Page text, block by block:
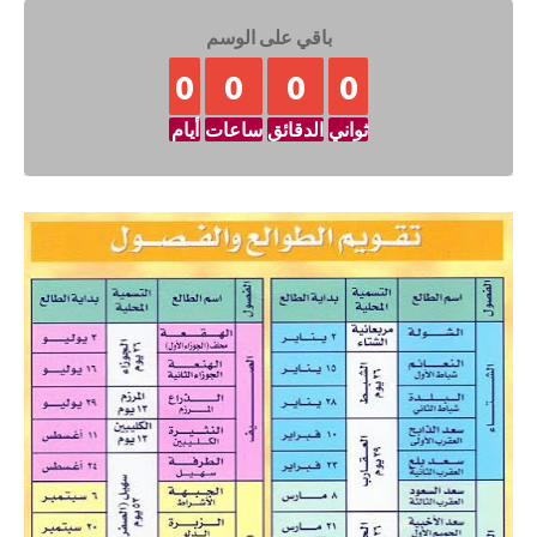
باقي على الوسم
0
أيام
0
ساعات
0
الدقائق
0
ثواني